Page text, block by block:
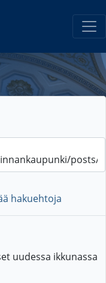
hakuehtoja
uudessa ikkunassa